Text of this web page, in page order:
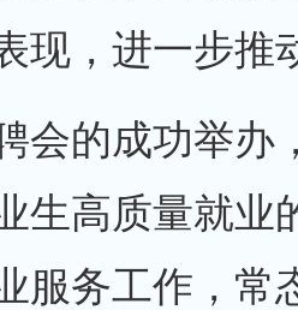
现，进一步推
的成功举办
生高质量就业
服务工作，常